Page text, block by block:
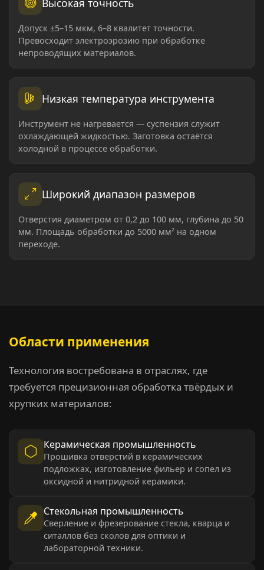
Высокая точность
Допуск ±5–15 мкм, 6–8 квалитет точности.
Превосходит электроэрозию при обработке
непроводящих материалов.
Низкая температура инструмента
Инструмент не нагревается — суспензия служит
охлаждающей жидкостью. Заготовка остаётся
холодной в процессе обработки.
Широкий диапазон размеров
Отверстия диаметром от 0,2 до 100 мм, глубина до 50
мм. Площадь обработки до 5000 мм² на одном
переходе.
Области применения
Технология востребована в отраслях, где
требуется прецизионная обработка твёрдых и
хрупких материалов:
Керамическая промышленность
Прошивка отверстий в керамических
подложках, изготовление фильер и сопел из
оксидной и нитридной керамики.
Стекольная промышленность
Сверление и фрезерование стекла, кварца и
ситаллов без сколов для оптики и
лабораторной техники.